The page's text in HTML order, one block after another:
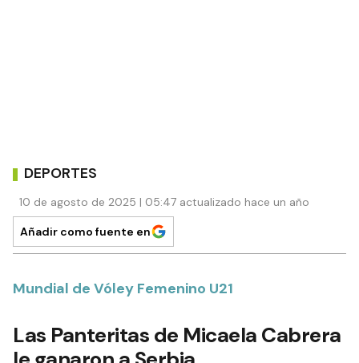
DEPORTES
10 de agosto de 2025 | 05:47 actualizado hace un año
Añadir como fuente en
Mundial de Vóley Femenino U21
Las Panteritas de Micaela Cabrera